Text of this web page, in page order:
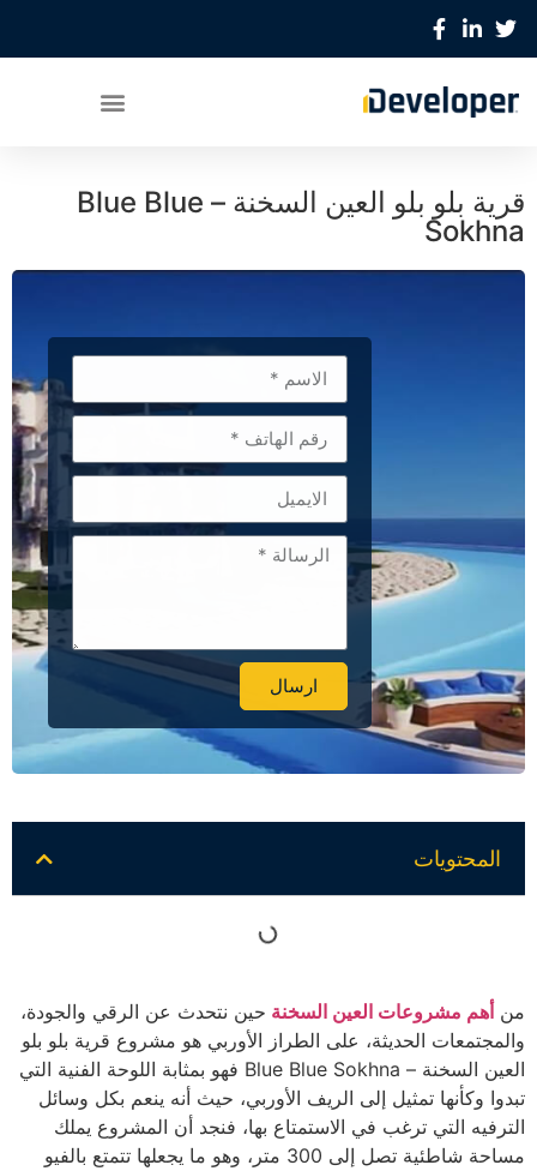
قرية بلو بلو العين السخنة – Blue Blue
Sokhna
ارسال
Alternative:
المحتويات
من أهم مشروعات العين السخنة حين نتحدث عن الرقي والجودة،
والمجتمعات الحديثة، على الطراز الأوربي هو مشروع قرية بلو بلو
العين السخنة – Blue Blue Sokhna فهو بمثابة اللوحة الفنية التي
تبدوا وكأنها تمثيل إلى الريف الأوربي، حيث أنه ينعم بكل وسائل
الترفيه التي ترغب في الاستمتاع بها، فنجد أن المشروع يملك
مساحة شاطئية تصل إلى 300 متر، وهو ما يجعلها تتمتع بالفيو